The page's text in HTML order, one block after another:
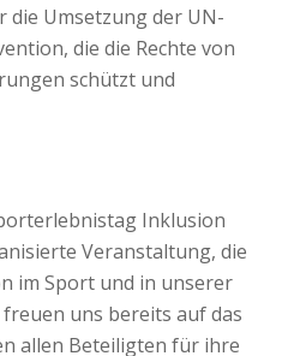
die Umsetzung der UN-
die die Rechte von
schützt und
Inklusion
Veranstaltung, die
im Sport und in unserer
uns bereits auf das
allen Beteiligten für ihre